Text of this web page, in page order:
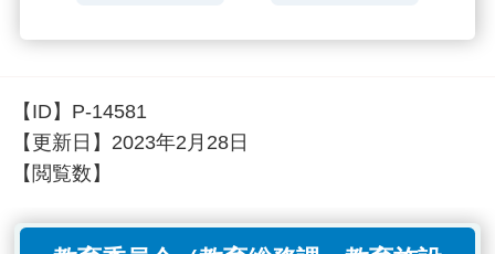
【ID】 P-14581
【更新日】 2023年2月28日
【閲覧数】